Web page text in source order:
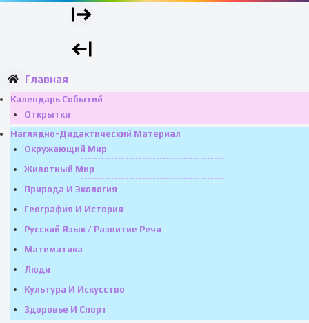
Главная
Календарь Событий
Открытки
Наглядно-Дидактический Материал
Окружающий Мир
Животный Мир
Природа И Экология
География И История
Русский Язык / Развитие Речи
Математика
Люди
Культура И Искусство
Здоровье И Спорт